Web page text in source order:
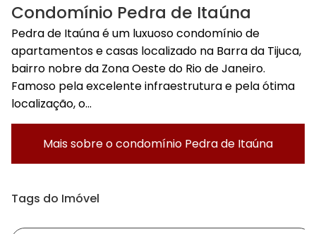
Condomínio Pedra de Itaúna
Pedra de Itaúna é um luxuoso condomínio de
apartamentos e casas localizado na Barra da Tijuca,
bairro nobre da Zona Oeste do Rio de Janeiro.
Famoso pela excelente infraestrutura e pela ótima
localização, o...
Mais sobre o condomínio Pedra de Itaúna
Tags do Imóvel